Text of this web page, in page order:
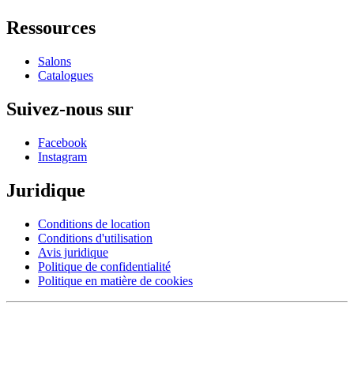
Ressources
Salons
Catalogues
Suivez-nous sur
Facebook
Instagram
Juridique
Conditions de location
Conditions d'utilisation
Avis juridique
Politique de confidentialité
Politique en matière de cookies